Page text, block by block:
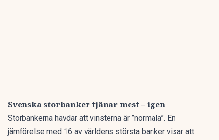
Svenska storbanker tjänar mest – igen
Storbankerna hävdar att vinsterna är ”normala”. En
jämförelse med 16 av världens största banker visar att